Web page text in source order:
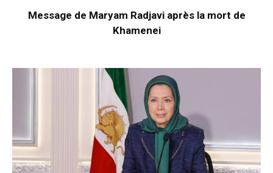
Message de Maryam Radjavi après la mort de
Khamenei